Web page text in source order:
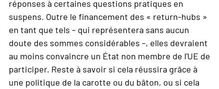
réponses à certaines questions pratiques en
suspens. Outre le financement des « return-hubs »
en tant que tels – qui représentera sans aucun
doute des sommes considérables –, elles devraient
au moins convaincre un État non membre de l'UE de
participer. Reste à savoir si cela réussira grâce à
une politique de la carotte ou du bâton, ou si cela